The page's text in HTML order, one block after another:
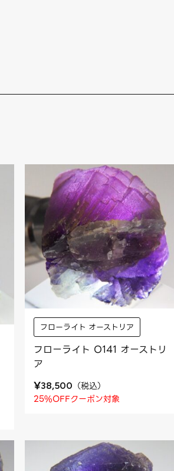
フローライト オーストリア
フローライト O141 オーストリ
ア
¥38,500 （税込）
25%OFFクーポン対象